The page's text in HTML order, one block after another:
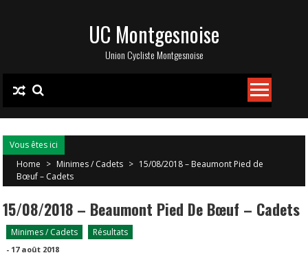
UC Montgesnoise
Union Cycliste Montgesnoise
Vous êtes ici
Home > Minimes / Cadets > 15/08/2018 – Beaumont Pied de
Bœuf – Cadets
15/08/2018 – Beaumont Pied De Bœuf – Cadets
Minimes / Cadets Résultats
- 17 août 2018